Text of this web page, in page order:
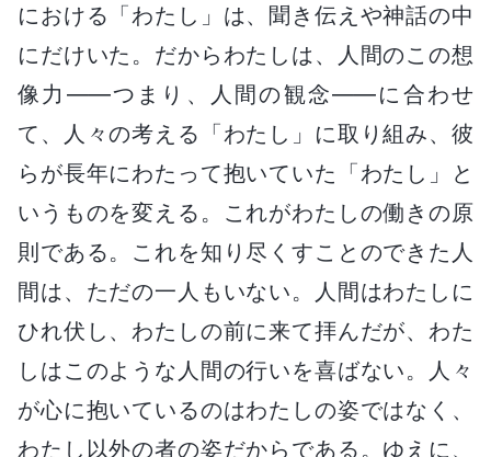
における「わたし」は、聞き伝えや神話の中
にだけいた。だからわたしは、人間のこの想
像力――つまり、人間の観念――に合わせ
て、人々の考える「わたし」に取り組み、彼
らが長年にわたって抱いていた「わたし」と
いうものを変える。これがわたしの働きの原
則である。これを知り尽くすことのできた人
間は、ただの一人もいない。人間はわたしに
ひれ伏し、わたしの前に来て拝んだが、わた
しはこのような人間の行いを喜ばない。人々
が心に抱いているのはわたしの姿ではなく、
わたし以外の者の姿だからである。ゆえに、